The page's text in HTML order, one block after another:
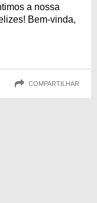
a nossa
Bem-vinda,
COMPARTILHAR